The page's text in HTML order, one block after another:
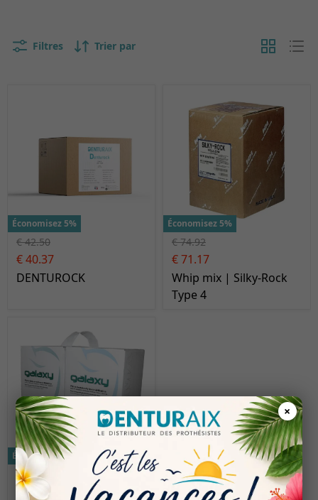
×
Filtres Trier par
Économisez 5%
€ 42.50
€ 40.37
DENTUROCK
Économisez 5%
€ 74.92
€ 71.17
Whip mix | Silky-Rock
Type 4
Économisez 5%
€ 65.00
€ 61.75